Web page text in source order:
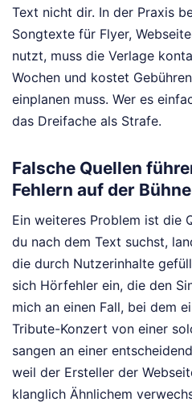
Text nicht dir. In der Praxis
Songtexte für Flyer,
nutzt, muss die Verlage
Wochen und kostet
einplanen muss. Wer es
das Dreifache als Strafe.
Falsche Quellen
Fehlern auf der Bühne
Ein weiteres Problem ist die
du nach dem Text suchst,
die durch Nutzerinhalte
sich Hörfehler ein, die den
mich an einen Fall, bei dem
Tribute-Konzert von einer
sangen an einer
weil der Ersteller der
klanglich Ähnlichem